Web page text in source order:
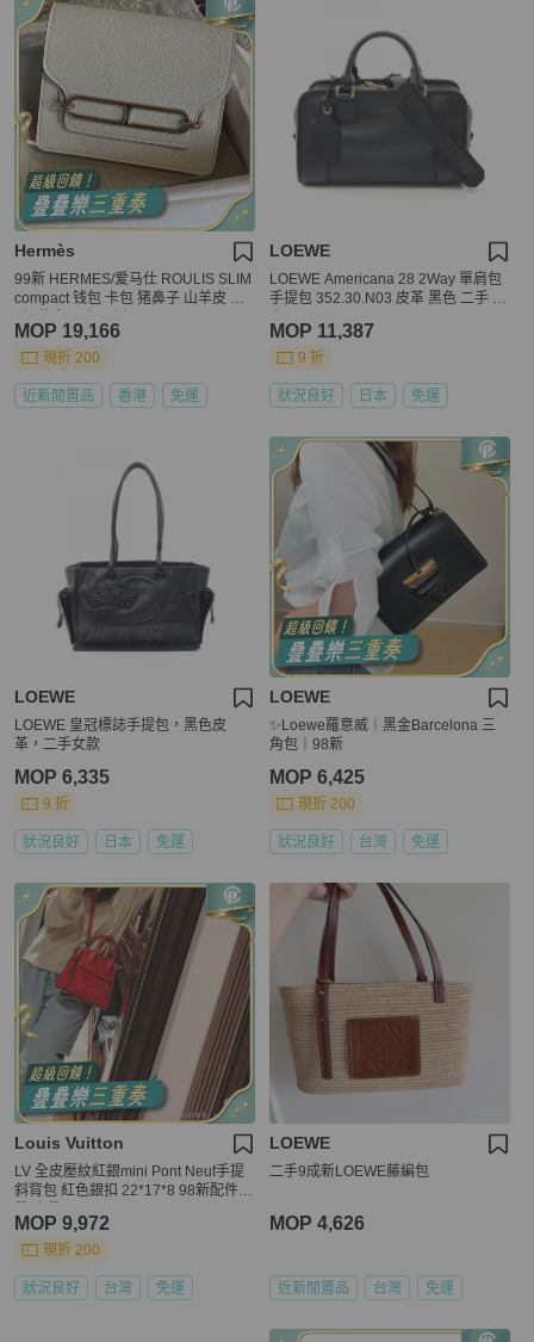
Hermès
99新 HERMES/爱马仕 ROULIS SLIM
compact 钱包 卡包 猪鼻子 山羊皮 Nat
MOP 19,166
現折 200
近新閒置品 香港 免運
LOEWE
LOEWE Americana 28 2Way 單肩包
手提包 352.30.N03 皮革 黑色 二手 女
MOP 11,387
9 折
狀況良好 日本 免運
LOEWE
LOEWE 皇冠標誌手提包，黑色皮
革，二手女款
MOP 6,335
9 折
狀況良好 日本 免運
LOEWE
✨Loewe羅意威｜黑金Barcelona 三
角包｜98新
MOP 6,425
現折 200
狀況良好 台灣 免運
Louis Vuitton
LV 全皮壓紋紅銀mini Pont Neuf手提
斜背包 紅色銀扣 22*17*8 98新配件肩
MOP 9,972
現折 200
狀況良好 台灣 免運
LOEWE
二手9成新LOEWE藤編包
MOP 4,626
近新閒置品 台灣 免運